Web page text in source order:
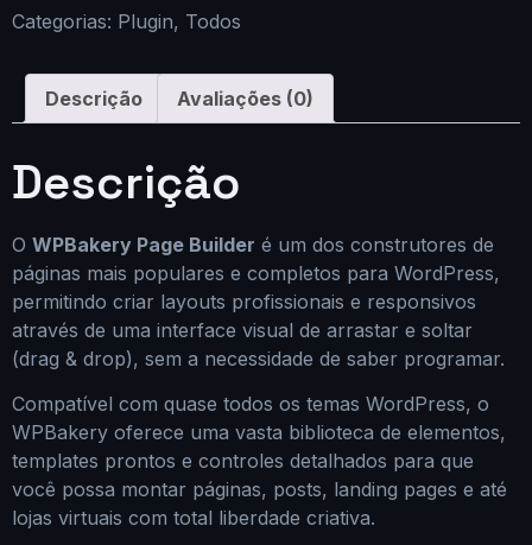
Categorias: Plugin, Todos
Descrição Avaliações (0)
Descrição
O WPBakery Page Builder é um dos construtores de
páginas mais populares e completos para WordPress,
permitindo criar layouts profissionais e responsivos
através de uma interface visual de arrastar e soltar
(drag & drop), sem a necessidade de saber programar.
Compatível com quase todos os temas WordPress, o
WPBakery oferece uma vasta biblioteca de elementos,
templates prontos e controles detalhados para que
você possa montar páginas, posts, landing pages e até
lojas virtuais com total liberdade criativa.